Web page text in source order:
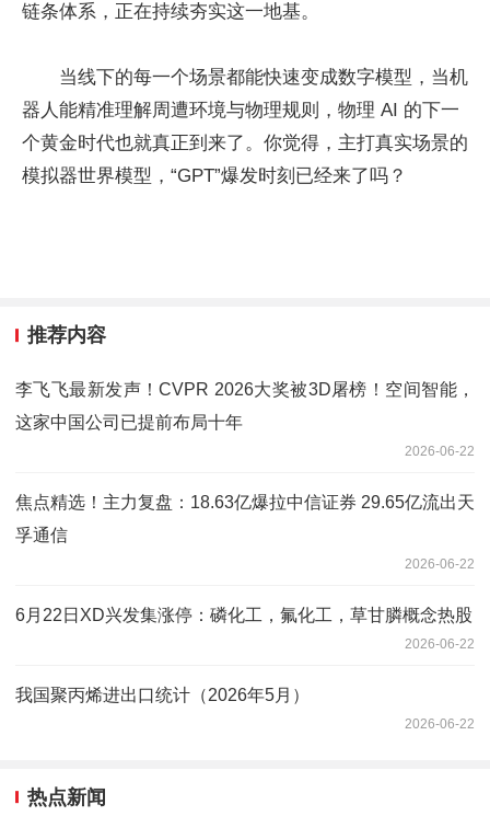
链条体系，正在持续夯实这一地基。
当线下的每一个场景都能快速变成数字模型，当机
器人能精准理解周遭环境与物理规则，物理 AI 的下一
个黄金时代也就真正到来了。你觉得，主打真实场景的
模拟器世界模型，“GPT”爆发时刻已经来了吗？
推荐内容
李飞飞最新发声！CVPR 2026大奖被3D屠榜！空间智能，
这家中国公司已提前布局十年
2026-06-22
焦点精选！主力复盘：18.63亿爆拉中信证券 29.65亿流出天
孚通信
2026-06-22
6月22日XD兴发集涨停：磷化工，氟化工，草甘膦概念热股
2026-06-22
我国聚丙烯进出口统计（2026年5月）
2026-06-22
热点新闻